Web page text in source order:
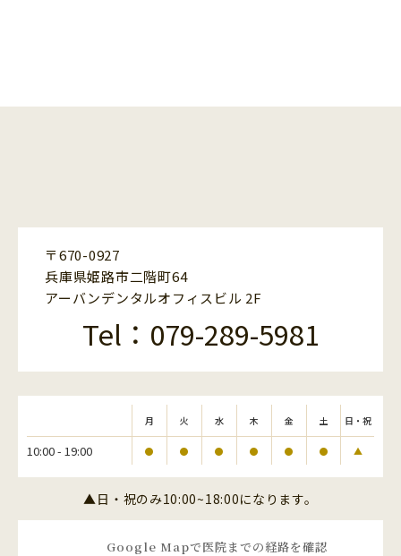
〒670-0927
兵庫県姫路市二階町64
アーバンデンタルオフィスビル 2F
Tel：079-289-5981
月 火 水 木 金 土 日・祝
10:00 - 19:00 ● ● ● ● ● ● ▲
▲日・祝のみ10:00~18:00になります。
Google Mapで医院までの経路を確認